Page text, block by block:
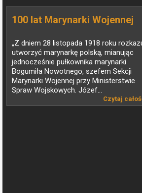
100 lat Marynarki Wojennej
„Z dniem 28 listopada 1918 roku
utworzyć marynarkę polską, mianując
jednocześnie pułkownika marynarki
Bogumiła Nowotnego, szefem Sekcji
Marynarki Wojennej przy Ministerstwie
Spraw Wojskowych. Józef...
Czytaj